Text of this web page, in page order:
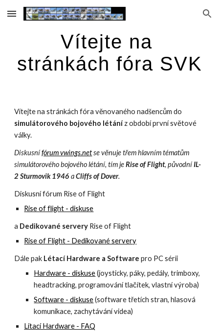
Skip to main content Skip to navigation
Vítejte na
stránkách fóra SVK
simulátorového bojového létání z období první světové
války.
Diskusnífórum vwings.net se věnuje třem hlavním tématům
simulátorového bojového létání, tím je Rise of Flight, původní IL-
2 Sturmovik 1946 a Cliffs of Dover.
Diskusní fórum Rise of Flight
Rise of flight - diskuse
a Dedikované servery Rise of Flight
Rise of Flight - Dedikované servery
Dále pak Létací Hardware a Software pro PC sérii
Hardware - diskuse (joysticky, páky, pedály, trimboxy,
headtracking, programování tlačítek, vlastní výroba)
Software - diskuse (software třetích stran, hlasová
komunikace, zachytávání videa)
Lítací Hardware - FAQ